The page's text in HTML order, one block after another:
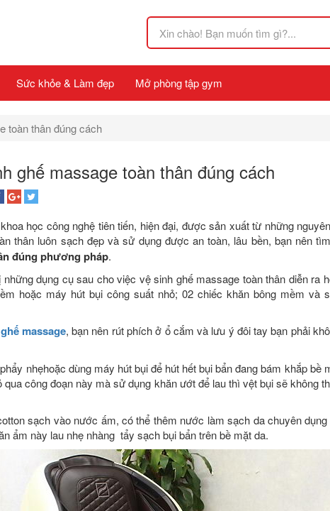
Sức khỏe & Làm đẹp Mở phòng tập gym
toàn thân đúng cách
ghế massage toàn thân đúng cách
học công nghệ tiên tiến, hiện đại, được sản xuất từ những
thân luôn sạch đẹp và sử dụng được an toàn, lâu bền, bạn nên
đúng phương pháp.
dụng cụ sau cho việc vệ sinh ghế massage toàn thân diễn ra
hoặc máy hút bụi công suất nhỏ; 02 chiếc khăn bông mềm và
ghế massage, bạn nên rút phích ở ổ cắm và lưu ý đôi tay bạn phải
nhẹhoặc dùng máy hút bụi để hút hết bụi bẩn đang bám khắp bề
qua công đoạn này mà sử dụng khăn ướt để lau thì vệt bụi sẽ không
sạch vào nước ấm, có thể thêm nước làm sạch da chuyên
ẩm này lau nhẹ nhàng tẩy sạch bụi bẩn trên bề mặt da.